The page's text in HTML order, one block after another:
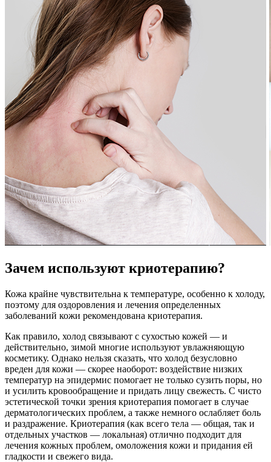
Зачем используют криотерапию?
Кожа крайне чувствительна к температуре, особенно к холоду,
поэтому для оздоровления и лечения определенных
заболеваний кожи рекомендована криотерапия.
Как правило, холод связывают с сухостью кожей — и
действительно, зимой многие используют увлажняющую
косметику. Однако нельзя сказать, что холод безусловно
вреден для кожи — скорее наоборот: воздействие низких
температур на эпидермис помогает не только сузить поры, но
и усилить кровообращение и придать лицу свежесть. С чисто
эстетической точки зрения криотерапия помогает в случае
дерматологических проблем, а также немного ослабляет боль
и раздражение. Криотерапия (как всего тела — общая, так и
отдельных участков — локальная) отлично подходит для
лечения кожных проблем, омоложения кожи и придания ей
гладкости и свежего вида.